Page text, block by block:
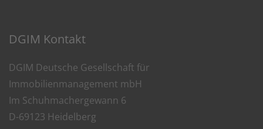
DGIM Kontakt
DGIM Deutsche Gesellschaft für
Immobilienmanagement mbH
Im Schuhmachergewann 6
D-69123 Heidelberg